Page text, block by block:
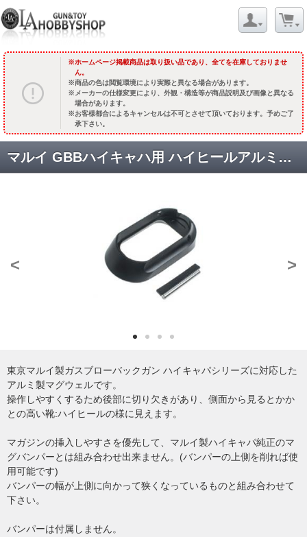
ホームページ掲載商品は取り扱い品であり、全てを在庫しておりませ
ん。
商品の色は閲覧環境により実際と異なる場合があります。
メーカーの仕様変更により、外観・構造等が商品説明及び画像と異なる
場合があります。
お客様都合によるキャンセルは不可とさせて頂いております。予めご了
承下さい。
マルイ GBBハイキャハ用 ハイヒールアルミマグウェル [CCT-TMHC-137] ブラック [取寄]
< >
東京マルイ製ガスブローバックガン ハイキャパシリーズに対応した
アルミ製マグウェルです。
操作しやすくするため後部に切り欠きがあり、側面から見るとかか
との高い靴:ハイヒールの様に見えます。
マガジンの挿入しやすさを優先して、マルイ製ハイキャパ純正のマ
グバンパーとは組み合わせ出来ません。(バンパーの上側を削れば使
用可能です)
バンパーの幅が上側に向かって狭くなっているものと組み合わせて
下さい。
バンパーは付属しません。